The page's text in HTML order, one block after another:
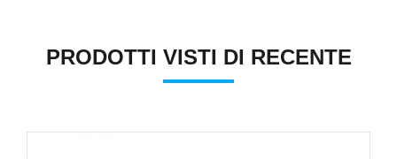
PRODOTTI VISTI DI RECENTE